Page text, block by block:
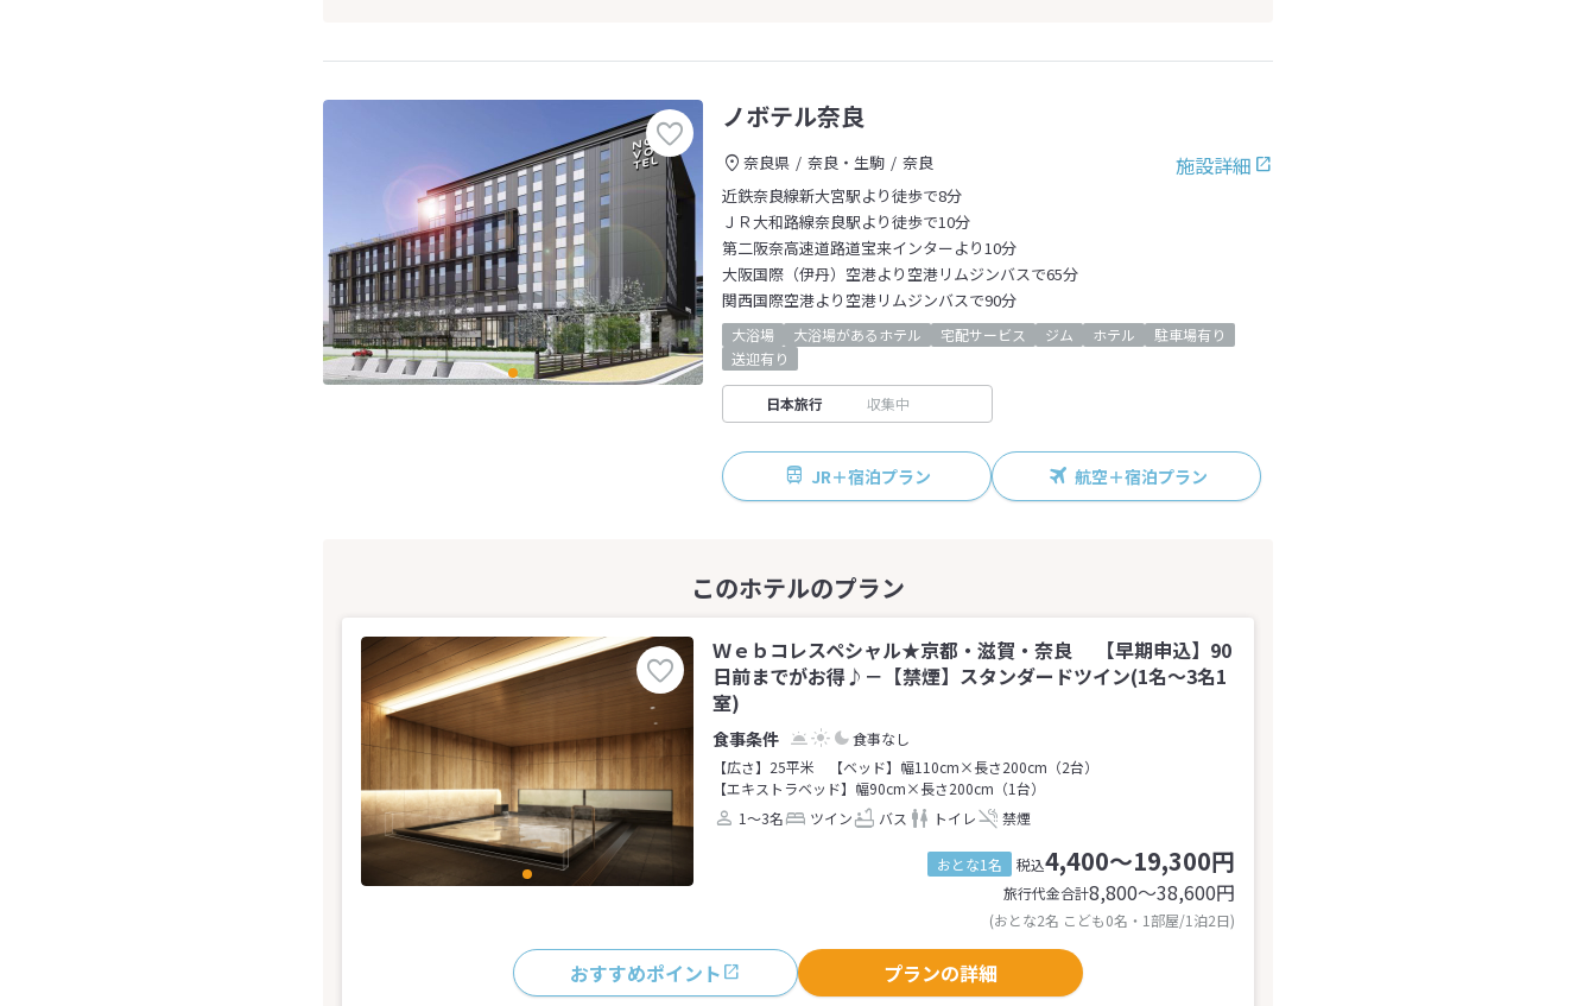
ノボテル奈良
施設詳細
奈良県 奈良・生駒
奈良
近鉄奈良線新大宮駅より徒歩で8分
ＪＲ大和路線奈良駅より徒歩で10分
第二阪奈高速道路道宝来インターより10分
大阪国際（伊丹）空港より空港リムジンバスで65分
関西国際空港より空港リムジンバスで90分
大浴場 大浴場があるホテル 宅配サービス ジム ホテル
駐車場有り
送迎有り
日本旅行 収集中
JR＋宿泊プラン 航空＋宿泊プラン
Ｗｅｂコレスペシャル★京都・滋賀・奈良 【早期申込】90
日前までがお得♪－【禁煙】スタンダードツイン(1名～3名1
室)
食事なし
【広さ】25平米
【ベッド】幅110cm×長さ200cm（2台）
【エキストラベッド】幅90cm×長さ200cm（1台）
1～3名
ツイン バス トイレ 禁煙
おとな1名 税込4,400～19,300円
旅行代金合計8,800〜38,600円
(おとな2名 こども0名・1部屋/1泊2日)
おすすめポイント プランの詳細